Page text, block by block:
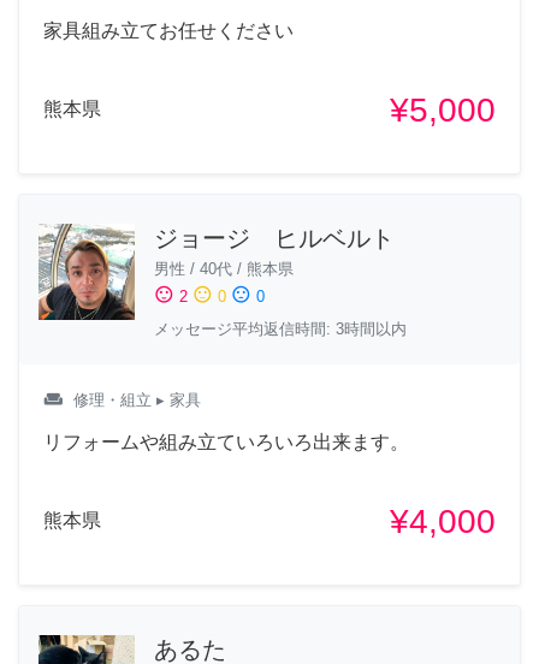
家具組み立てお任せください
熊本県 ¥5,000
ジョージ ヒルベルト
男性 / 40代 / 熊本県
sentiment_satisfied 2 sentiment_neutral 0 sentiment_dissatisfied 0
メッセージ平均返信時間: 3時間以内
weekend 修理・組立 ▸ 家具
リフォームや組み立ていろいろ出来ます。
熊本県 ¥4,000
あるた